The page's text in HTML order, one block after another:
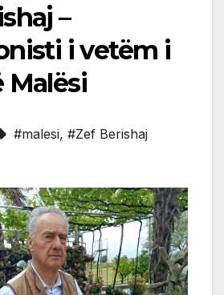
–
i vetëm i
Malësi
#malesi, #Zef Berishaj